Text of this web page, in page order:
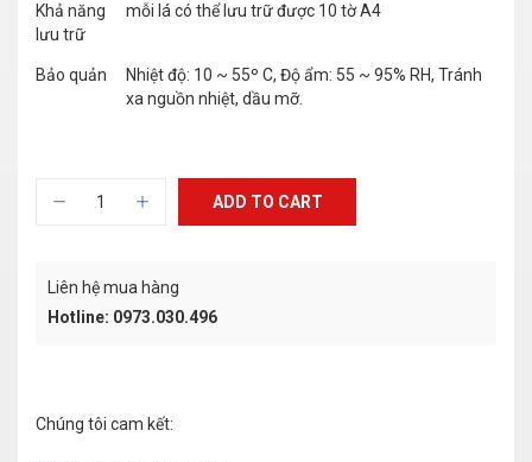
Khả năng
lưu trữ
mỗi lá có thể lưu trữ được 10 tờ A4
Bảo quản
Nhiệt độ: 10 ~ 55º C, Độ ẩm: 55 ~ 95% RH, Tránh
xa nguồn nhiệt, dầu mỡ.
ADD TO CART
Liên hệ mua hàng
Hotline: 0973.030.496
Chúng tôi cam kết: